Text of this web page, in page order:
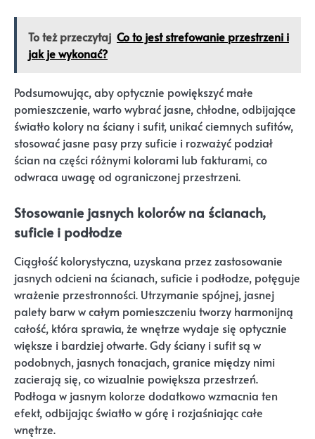
To też przeczytaj Co to jest strefowanie przestrzeni i
jak je wykonać?
Podsumowując, aby optycznie powiększyć małe
pomieszczenie, warto wybrać jasne, chłodne, odbijające
światło kolory na ściany i sufit, unikać ciemnych sufitów,
stosować jasne pasy przy suficie i rozważyć podział
ścian na części różnymi kolorami lub fakturami, co
odwraca uwagę od ograniczonej przestrzeni.
Stosowanie jasnych kolorów na ścianach,
suficie i podłodze
Ciągłość kolorystyczna, uzyskana przez zastosowanie
jasnych odcieni na ścianach, suficie i podłodze, potęguje
wrażenie przestronności. Utrzymanie spójnej, jasnej
palety barw w całym pomieszczeniu tworzy harmonijną
całość, która sprawia, że wnętrze wydaje się optycznie
większe i bardziej otwarte. Gdy ściany i sufit są w
podobnych, jasnych tonacjach, granice między nimi
zacierają się, co wizualnie powiększa przestrzeń.
Podłoga w jasnym kolorze dodatkowo wzmacnia ten
efekt, odbijając światło w górę i rozjaśniając całe
wnętrze.